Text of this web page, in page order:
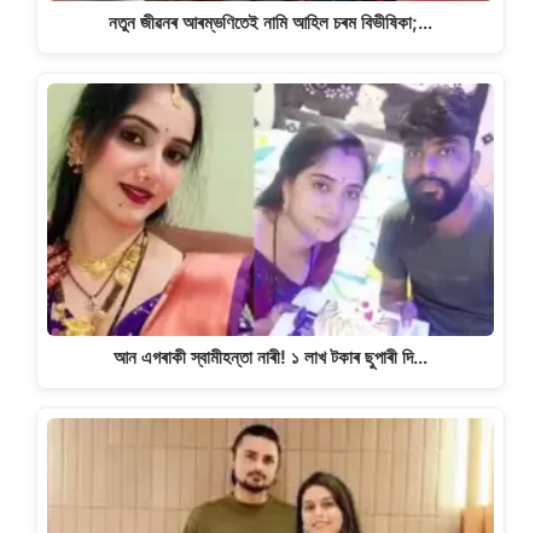
নতুন জীৱনৰ আৰম্ভণিতেই নামি আহিল চৰম বিভীষিকা;…
আন এগৰাকী স্বামীহন্তা নাৰী! ১ লাখ টকাৰ ছুপাৰী দি…